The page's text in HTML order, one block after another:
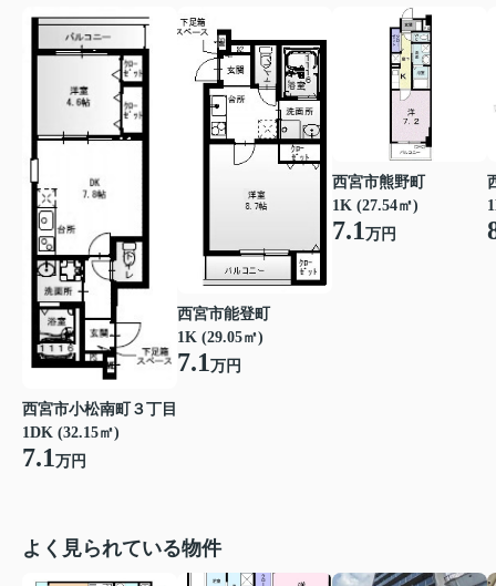
西宮市小松南町３丁目
1DK (32.15㎡)
7.1万円
西宮市能登町
1K (29.05㎡)
7.1万円
西宮市熊野町
1K (27.54㎡)
7.1万円
よく見られている物件